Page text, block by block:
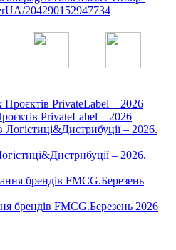
PrivateLabel – 2026
– 2026.
брендів FMCG.Березень 2026